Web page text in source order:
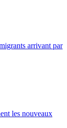
arrivant par
les nouveaux